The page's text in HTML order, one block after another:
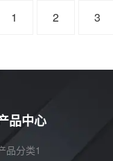
1 2 3
品中心
品分类1